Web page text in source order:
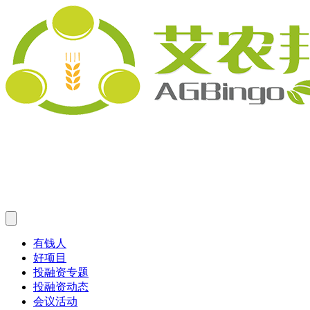
有钱人
好项目
投融资专题
投融资动态
会议活动